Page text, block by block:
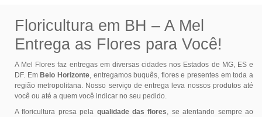
Floricultura em BH – A Mel
Entrega as Flores para Você!
A Mel Flores faz entregas em diversas cidades nos Estados de MG, ES e
DF. Em Belo Horizonte, entregamos buquês, flores e presentes em toda a
região metropolitana. Nosso serviço de entrega leva nossos produtos até
você ou até a quem você indicar no seu pedido.
A floricultura presa pela qualidade das flores, se atentando sempre ao